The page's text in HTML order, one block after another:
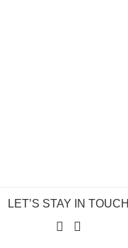
LET’S STAY IN TOUCH